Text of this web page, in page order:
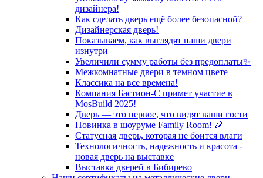
дизайнера!
Как сделать дверь ещё более безопасной?
Дизайнерская дверь!
Показываем, как выглядят наши двери
изнутри
Увеличили сумму работы без предоплаты✨
Межкомнатные двери в темном цвете
Классика на все времена!
Компания Бастион-С примет участие в
MosBuild 2025!
Дверь — это первое, что видят ваши гости
Новинка в шоуруме Family Room! 🎉
Статусная дверь, которая не боится влаги
Технологичность, надежность и красота -
новая дверь на выставке
Выставка дверей в Бибирево